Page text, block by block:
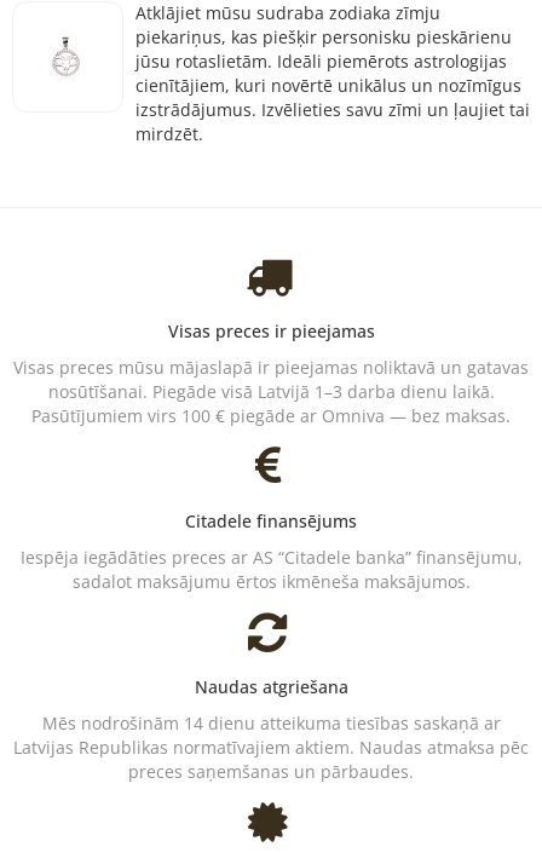
Atklājiet mūsu sudraba zodiaka zīmju
piekariņus, kas piešķir personisku pieskārienu
jūsu rotaslietām. Ideāli piemērots astrologijas
cienītājiem, kuri novērtē unikālus un nozīmīgus
izstrādājumus. Izvēlieties savu zīmi un ļaujiet tai
mirdzēt.
Visas preces ir pieejamas
Visas preces mūsu mājaslapā ir pieejamas noliktavā un gatavas
nosūtīšanai. Piegāde visā Latvijā 1–3 darba dienu laikā.
Pasūtījumiem virs 100 € piegāde ar Omniva — bez maksas.
Citadele finansējums
Iespēja iegādāties preces ar AS “Citadele banka” finansējumu,
sadalot maksājumu ērtos ikmēneša maksājumos.
Naudas atgriešana
Mēs nodrošinām 14 dienu atteikuma tiesības saskaņā ar
Latvijas Republikas normatīvajiem aktiem. Naudas atmaksa pēc
preces saņemšanas un pārbaudes.